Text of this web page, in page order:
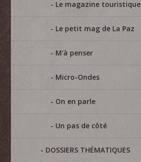
Le magazine touristique
Le petit mag de La Paz
M'à penser
Micro-Ondes
On en parle
Un pas de côté
DOSSIERS THÉMATIQUES